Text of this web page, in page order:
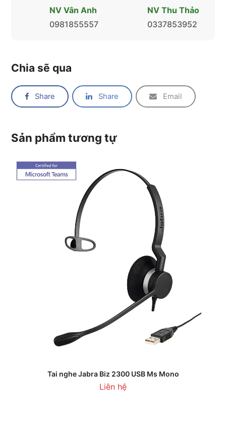
NV Vân Anh
0981855557
NV Thu Thảo
0337853952
Chia sẽ qua
Share Share Email
Sản phẩm tương tự
Tai nghe Jabra Biz 2300 USB Ms Mono
Liên hệ